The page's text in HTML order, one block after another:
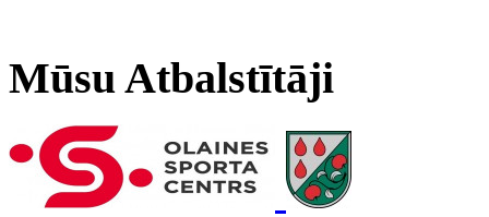
Mūsu Atbalstītāji